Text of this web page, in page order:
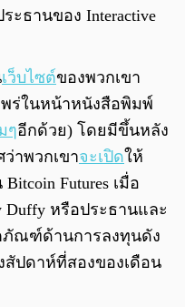
ะธานของ Interactive
เว็บไซต์ของพวกเขา
ร่ในหน้าหนังสือพิมพ์
ๆอีกด้วย) โดยมีขึ้นหลัง
าพวกเขาจะเปิดให้
Futures เมื่อ
หรือประธานและ
ภัณฑ์ด้านการลงทุนดัง
สัปดาห์ที่สองของเดือน